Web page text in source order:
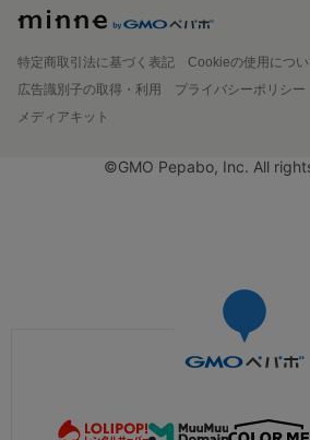
特定商取引法に基づく表記
Cookieの使用につい
広告識別子の取得・利用
プライバシーポリシー
メディアキット
©GMO Pepabo, Inc. All